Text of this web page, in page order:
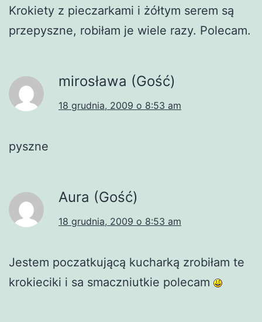
Krokiety z pieczarkami i żółtym serem są
przepyszne, robiłam je wiele razy. Polecam.
mirosława (Gość)
18 grudnia, 2009 o 8:53 am
pyszne
Aura (Gość)
18 grudnia, 2009 o 8:53 am
Jestem poczatkującą kucharką zrobiłam te
krokieciki i sa smaczniutkie polecam